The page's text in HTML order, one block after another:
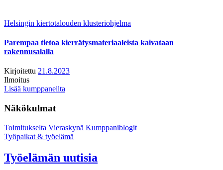
Helsingin kiertotalouden klusteriohjelma
Parempaa tietoa kierrätysmateriaaleista kaivataan
rakennusalalla
Kirjoitettu 21.8.2023
Ilmoitus
Lisää kumppaneilta
Näkökulmat
Toimitukselta Vieraskynä Kumppaniblogit
Työpaikat & työelämä
Työelämän uutisia